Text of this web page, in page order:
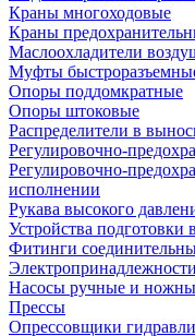
Краны многоходовые
Краны
Маслоохладители
Муфты
Опоры поддомкратные
Опоры штоковые
Распределители в
Регулировочно-
Регулировочно-
исполнении
Рукава высокого
Устройства подготовки
Фитинги
Насосы ручные и
Прессы
Опрессовщики